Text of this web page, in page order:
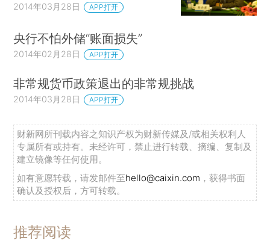
2014年03月28日 APP打开
央行不怕外储“账面损失”
2014年02月28日 APP打开
非常规货币政策退出的非常规挑战
2014年03月28日 APP打开
财新网所刊载内容之知识产权为财新传媒及/或相关权利人
专属所有或持有。未经许可，禁止进行转载、摘编、复制及
建立镜像等任何使用。
如有意愿转载，请发邮件至hello@caixin.com ，获得书面
确认及授权后，方可转载。
推荐阅读